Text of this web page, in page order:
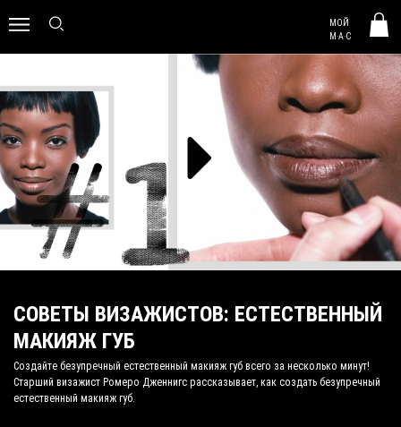
МОЙ
M·A·C
СОВЕТЫ ВИЗАЖИСТОВ: ЕСТЕСТВЕННЫЙ
МАКИЯЖ ГУБ
Создайте безупречный естественный макияж губ всего за несколько минут!
Старший визажист Ромеро Дженнигс рассказывает, как создать безупречный
естественный макияж губ.